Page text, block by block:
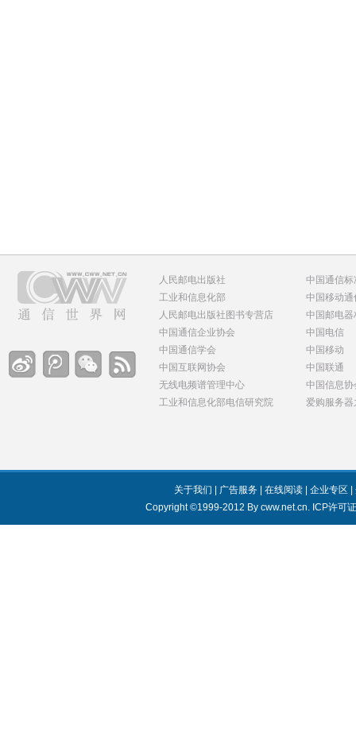
人民邮电出版社
工业和信息化部
人民邮电出版社图书专营店
中国通信企业协会
中国通信学会
中国互联网协会
无线电频谱管理中心
工业和信息化部电信研究院
中国通信
中国移动
中国邮电
中国电信
中国移动
中国联通
中国信息
爱购服务器
关于我们 广告服务 |在线阅读 |企业专区 |
Copyright ©1999-2012 By cww.net.cn. ICP许可